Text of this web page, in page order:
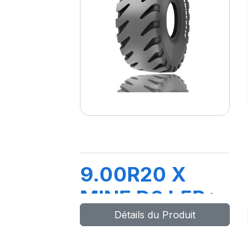
9.00R20 X
MINE D2 L5R*
TT+FLAPS
Détails du Produit